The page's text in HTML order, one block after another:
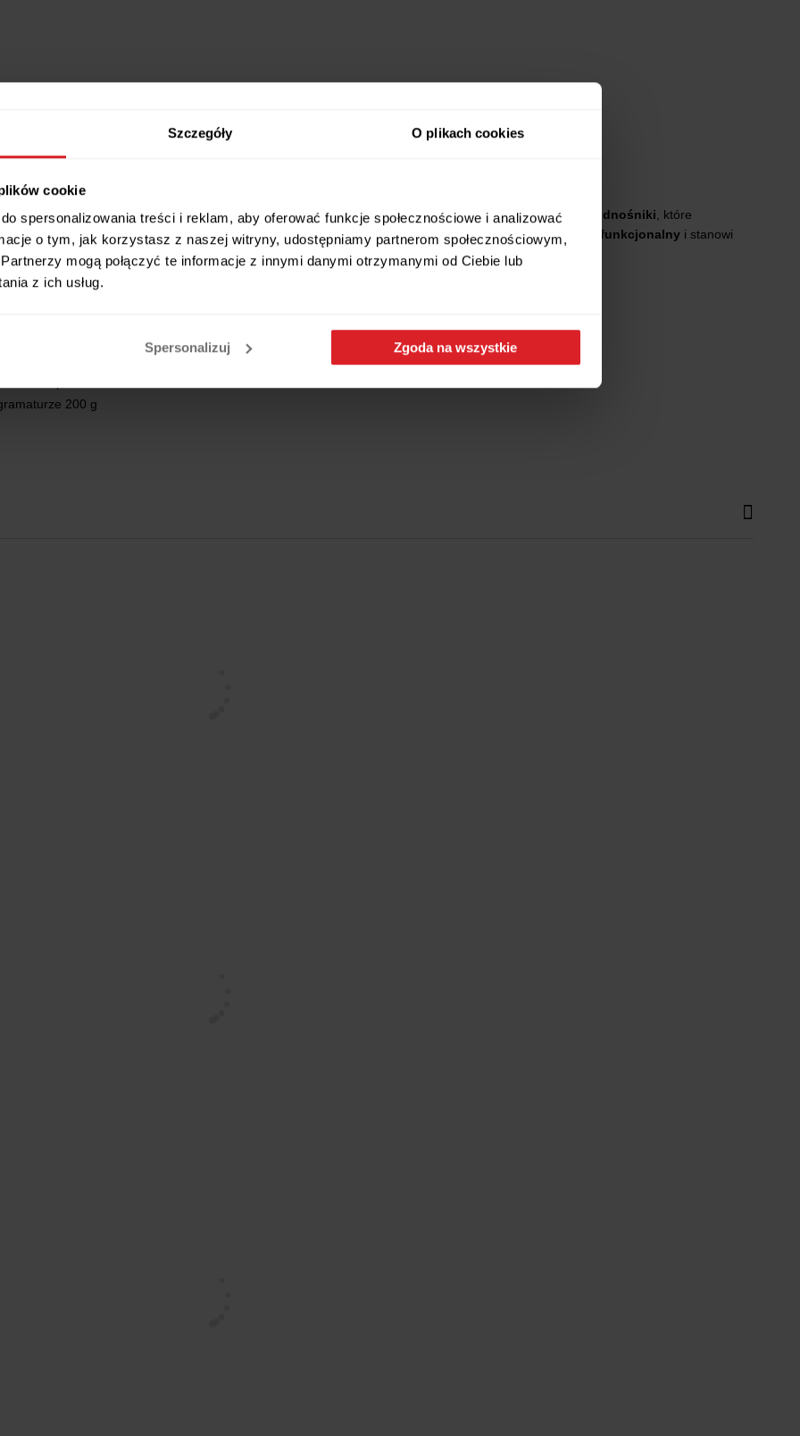
Szczegóły O plikach cookies
cookie
spersonalizowania treści i reklam, aby oferować funkcje społecznościowe i analizować
o tym, jak korzystasz z naszej witryny, udostępniamy partnerom społecznościowym,
mogą połączyć te informacje z innymi danymi otrzymanymi od Ciebie lub
z ich usług.
Spersonalizuj Zgoda na wszystkie
stalowej, zapewniającejstabilność i długotrwałeużytkowanie. Wyposażony w praktyczne podnośniki, które
przestrzeni pod łóżkiem(np. pojemnika na pościel). Dzięki przemyślanej konstrukcji stelaż jesttrwały, funkcjonalny i stanowi
płyty 22 mm
g
spania
200 g